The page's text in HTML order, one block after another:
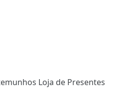
Loja de Presentes